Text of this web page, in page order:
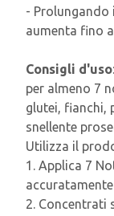
-
aumenta fino
Consigli d'uso
per almeno 7
glutei, fianchi,
snellente
Utilizza il
1. Applica 7
2. Concentrati